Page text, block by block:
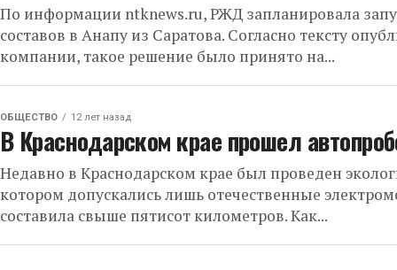
По информации ntknews.ru, РЖД запланировала
составов в Анапу из Саратова. Согласно тексту
компании, такое решение было принято на...
ОБЩЕСТВО 12 лет назад
В Краснодарском крае прошел
Недавно в Краснодарском крае был проведен
котором допускались лишь отечественные
составила свыше пятисот километров. Как...